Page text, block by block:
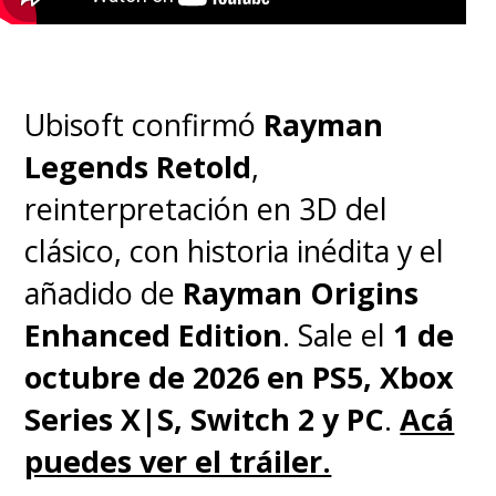
Ubisoft confirmó Rayman
Legends Retold,
reinterpretación en 3D del
clásico, con historia inédita y el
añadido de Rayman Origins
Enhanced Edition. Sale el 1 de
octubre de 2026 en PS5, Xbox
Series X|S, Switch 2 y PC.Acá
puedes ver el tráiler.